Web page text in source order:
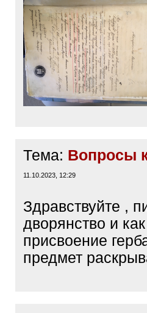
Тема: Вопросы
11.10.2023, 12:29
Здравствуйте ,
дворянство и
присвоение
предмет